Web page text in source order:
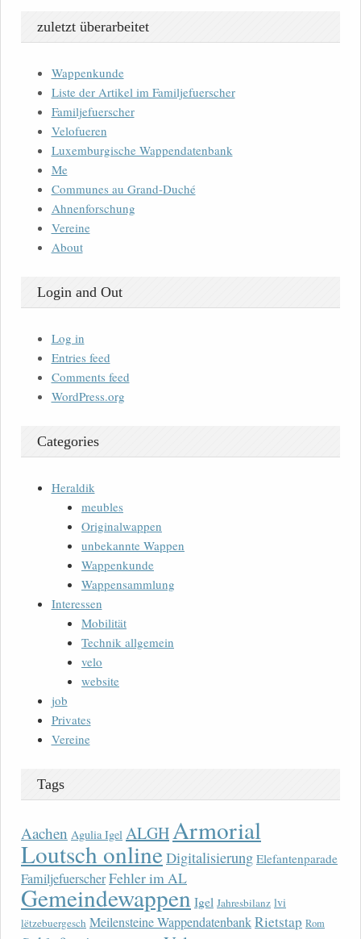
zuletzt überarbeitet
Wappenkunde
Liste der Artikel im Familjefuerscher
Familjefuerscher
Velofueren
Luxemburgische Wappendatenbank
Me
Communes au Grand-Duché
Ahnenforschung
Vereine
About
Login and Out
Log in
Entries feed
Comments feed
WordPress.org
Categories
Heraldik
meubles
Originalwappen
unbekannte Wappen
Wappenkunde
Wappensammlung
Interessen
Mobilität
Technik allgemein
velo
website
job
Privates
Vereine
Tags
Aachen Agulia Igel ALGHArmorial
Loutsch onlineDigitalisierung Elefantenparade
FamiljefuerscherFehler im AL
Gemeindewappen Igel Jahresbilanz lvi
lëtzebuergesch Meilensteine WappendatenbankRietstap Rom